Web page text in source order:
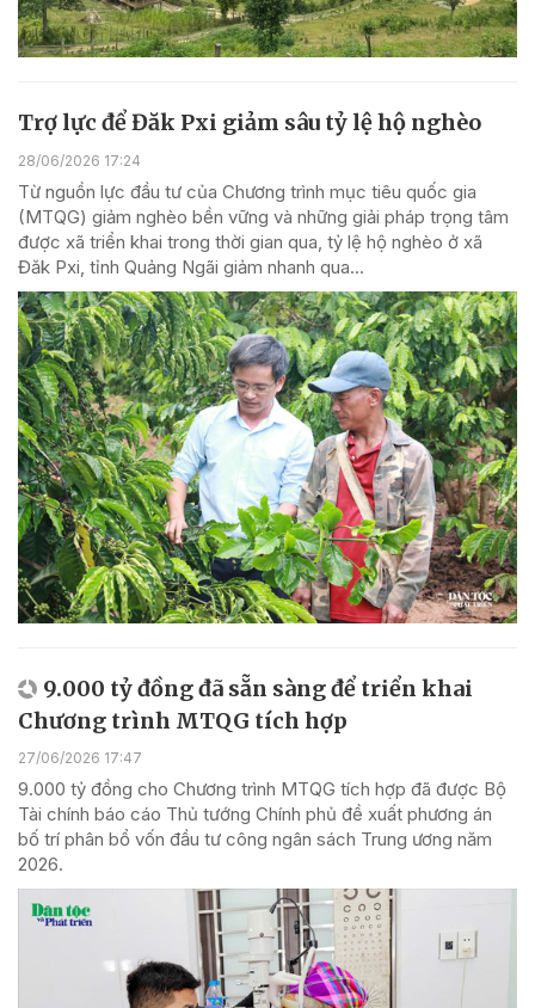
Trợ lực để Đăk Pxi giảm sâu tỷ lệ hộ nghèo
28/06/2026 17:24
Từ nguồn lực đầu tư của Chương trình mục tiêu quốc gia
(MTQG) giảm nghèo bền vững và những giải pháp trọng tâm
được xã triển khai trong thời gian qua, tỷ lệ hộ nghèo ở xã
Đăk Pxi, tỉnh Quảng Ngãi giảm nhanh qua...
9.000 tỷ đồng đã sẵn sàng để triển khai
Chương trình MTQG tích hợp
27/06/2026 17:47
9.000 tỷ đồng cho Chương trình MTQG tích hợp đã được Bộ
Tài chính báo cáo Thủ tướng Chính phủ đề xuất phương án
bố trí phân bổ vốn đầu tư công ngân sách Trung ương năm
2026.